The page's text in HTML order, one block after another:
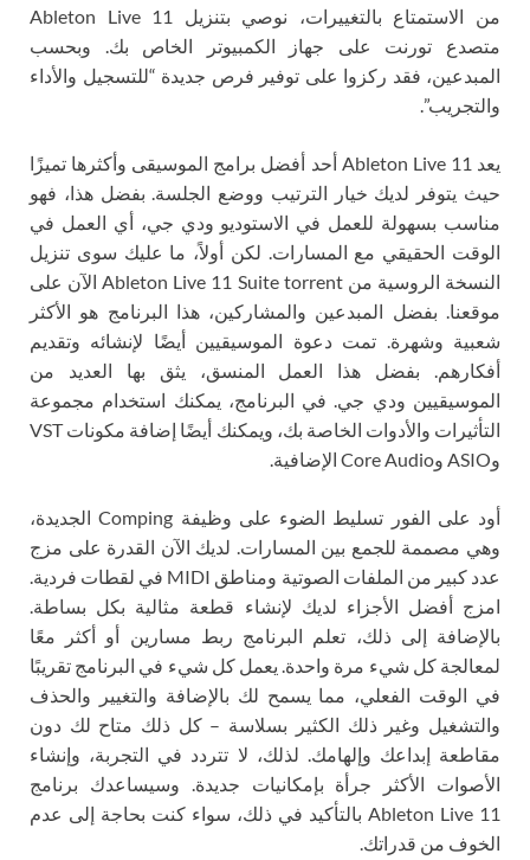
من الاستمتاع بالتغييرات، نوصي بتنزيل Ableton Live 11
متصدع تورنت على جهاز الكمبيوتر الخاص بك. وبحسب
المبدعين، فقد ركزوا على توفير فرص جديدة “للتسجيل والأداء
والتجريب”.
يعد Ableton Live 11 أحد أفضل برامج الموسيقى وأكثرها تميزًا
حيث يتوفر لديك خيار الترتيب ووضع الجلسة. بفضل هذا، فهو
مناسب بسهولة للعمل في الاستوديو ودي جي، أي العمل في
الوقت الحقيقي مع المسارات. لكن أولاً، ما عليك سوى تنزيل
النسخة الروسية من Ableton Live 11 Suite torrent الآن على
موقعنا. بفضل المبدعين والمشاركين، هذا البرنامج هو الأكثر
شعبية وشهرة. تمت دعوة الموسيقيين أيضًا لإنشائه وتقديم
أفكارهم. بفضل هذا العمل المنسق، يثق بها العديد من
الموسيقيين ودي جي. في البرنامج، يمكنك استخدام مجموعة
التأثيرات والأدوات الخاصة بك، ويمكنك أيضًا إضافة مكونات VST
وASIO وCore Audio الإضافية.
أود على الفور تسليط الضوء على وظيفة Comping الجديدة،
وهي مصممة للجمع بين المسارات. لديك الآن القدرة على مزج
عدد كبير من الملفات الصوتية ومناطق MIDI في لقطات فردية.
امزج أفضل الأجزاء لديك لإنشاء قطعة مثالية بكل بساطة.
بالإضافة إلى ذلك، تعلم البرنامج ربط مسارين أو أكثر معًا
لمعالجة كل شيء مرة واحدة. يعمل كل شيء في البرنامج تقريبًا
في الوقت الفعلي، مما يسمح لك بالإضافة والتغيير والحذف
والتشغيل وغير ذلك الكثير بسلاسة – كل ذلك متاح لك دون
مقاطعة إبداعك وإلهامك. لذلك، لا تتردد في التجربة، وإنشاء
الأصوات الأكثر جرأة بإمكانيات جديدة. وسيساعدك برنامج
Ableton Live 11 بالتأكيد في ذلك، سواء كنت بحاجة إلى عدم
الخوف من قدراتك.